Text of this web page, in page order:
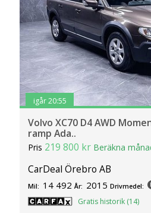
igår 20:55
Volvo XC70 D4 AWD
ramp Ada..
Pris 219 800 kr Beräkna
CarDeal Örebro AB
Mil: 14 492 År: 2015 Drivmedel:
Gratis historik (14)